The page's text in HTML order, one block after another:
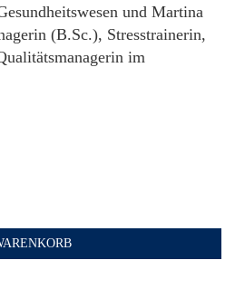
und Martina
(B.Sc.), Stresstrainerin,
im